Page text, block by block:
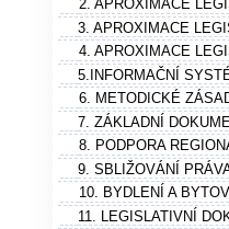
2. APROXIMACE
3. APROXIMACE
4. APROXIMACE
5.INFORMAČNÍ
6. METODICKÉ
7. ZÁKLADNÍ
8. PODPORA
9. SBLIŽOVÁNÍ
10. BYDLENÍ A
11. LEGISLATIVNÍ